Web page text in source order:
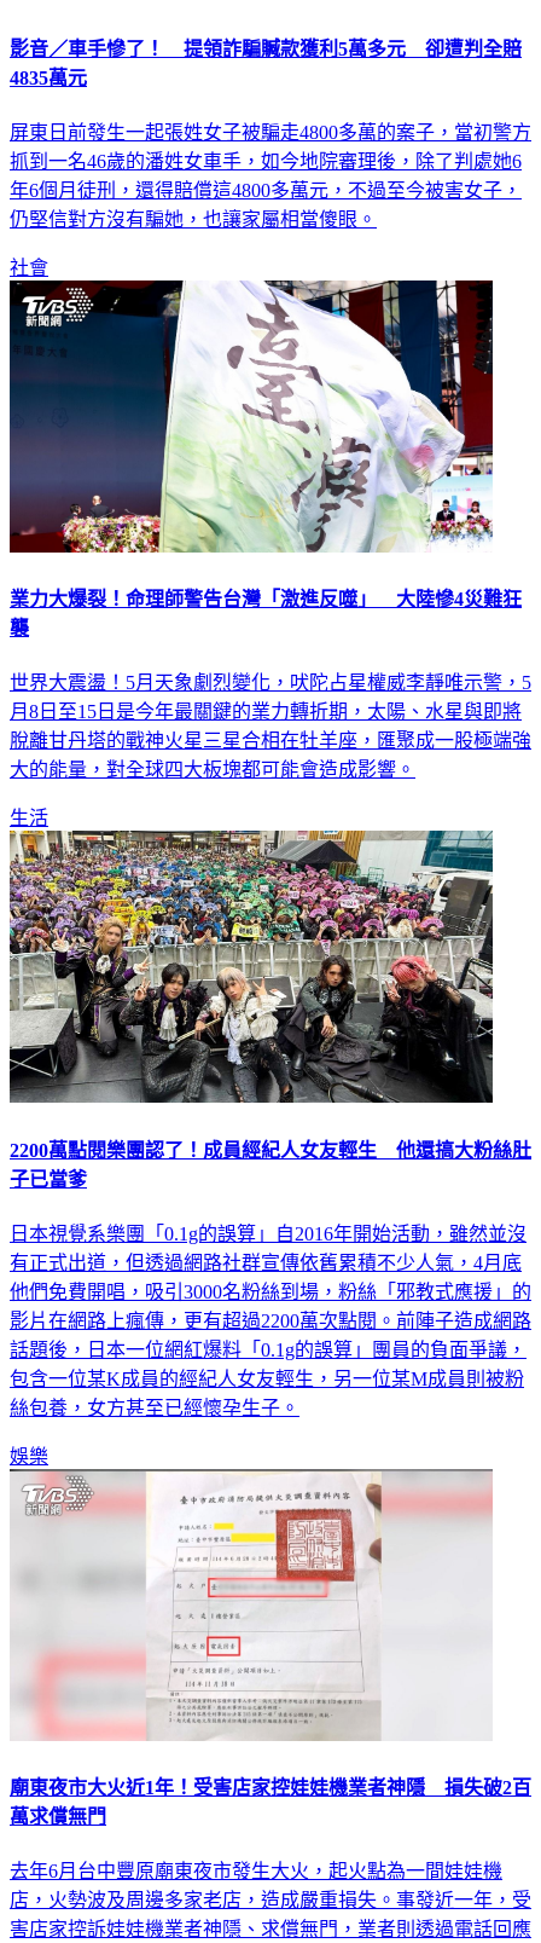
影音／車手慘了！ 提領詐騙贓款獲利5萬多元 卻遭判全賠
4835萬元
屏東日前發生一起張姓女子被騙走4800多萬的案子，當初警方
抓到一名46歲的潘姓女車手，如今地院審理後，除了判處她6
年6個月徒刑，還得賠償這4800多萬元，不過至今被害女子，
仍堅信對方沒有騙她，也讓家屬相當傻眼。
社會
業力大爆裂！命理師警告台灣「激進反噬」 大陸慘4災難狂
襲
世界大震盪！5月天象劇烈變化，吠陀占星權威李靜唯示警，5
月8日至15日是今年最關鍵的業力轉折期，太陽、水星與即將
脫離甘丹塔的戰神火星三星合相在牡羊座，匯聚成一股極端強
大的能量，對全球四大板塊都可能會造成影響。
生活
2200萬點閱樂團認了！成員經紀人女友輕生 他還搞大粉絲肚
子已當爹
日本視覺系樂團「0.1g的誤算」自2016年開始活動，雖然並沒
有正式出道，但透過網路社群宣傳依舊累積不少人氣，4月底
他們免費開唱，吸引3000名粉絲到場，粉絲「邪教式應援」的
影片在網路上瘋傳，更有超過2200萬次點閱。前陣子造成網路
話題後，日本一位網紅爆料「0.1g的誤算」團員的負面爭議，
包含一位某K成員的經紀人女友輕生，另一位某M成員則被粉
絲包養，女方甚至已經懷孕生子。
娛樂
廟東夜市大火近1年！受害店家控娃娃機業者神隱 損失破2百
萬求償無門
去年6月台中豐原廟東夜市發生大火，起火點為一間娃娃機
店，火勢波及周邊多家老店，造成嚴重損失。事發近一年，受
害店家控訴娃娃機業者神隱、求償無門，業者則透過電話回應